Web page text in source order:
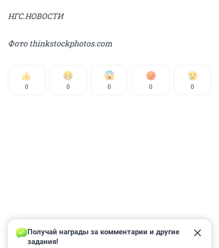
НГС.НОВОСТИ
Фото thinkstockphotos.com
0 0 0 0 0
Получай награды за комментарии и другие
задания!